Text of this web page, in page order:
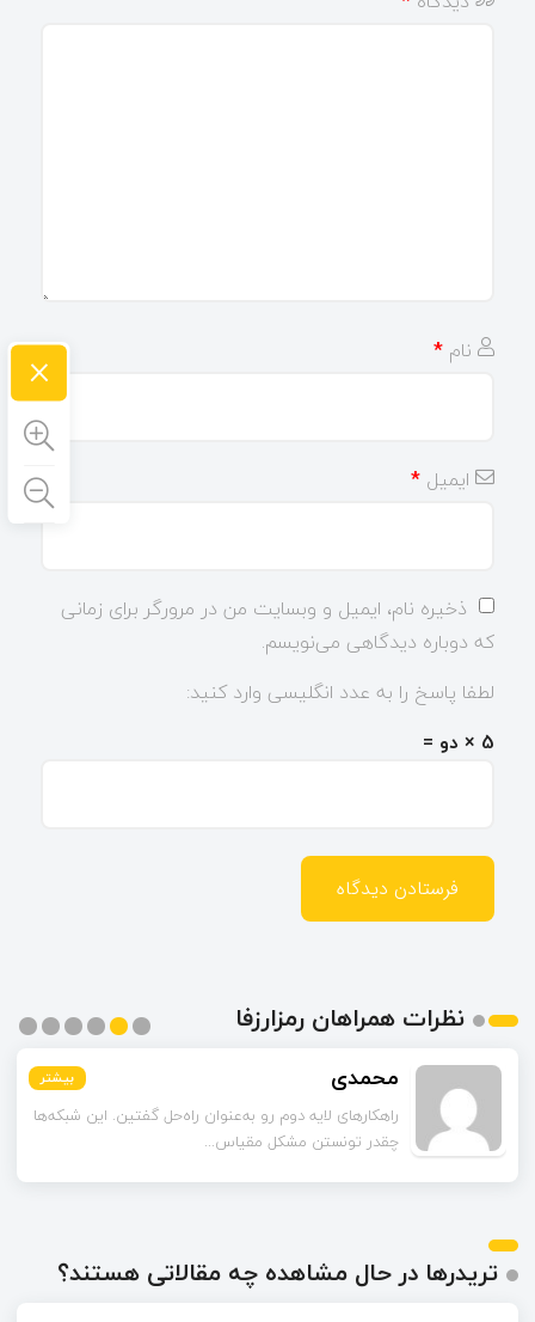
نام *
ایمیل *
ذخیره نام، ایمیل و وبسایت من در مرورگر برای زمانی
که دوباره دیدگاهی می‌نویسم.
لطفا پاسخ را به عدد انگلیسی وارد کنید:
5 × دو =
نظرات همراهان رمزارزفا
بیشتر محمدی بیشتر
راهکارهای لایه دوم رو به‌عنوان راه‌حل گفتین. این شبکه‌ها
چقدر تونستن مشکل مقیاس‌...
بیشتر
بیشتر
بیشتر
بیشتر
تریدرها در حال مشاهده چه مقالاتی هستند؟
×